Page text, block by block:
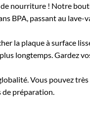
de nourriture ! Notre
BPA, passant au
la plaque à surface
longtemps. Gardez
Vous pouvez
de préparation.